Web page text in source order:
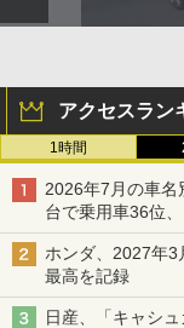
アクセスラン
1時間
2026年7月の車名
台で乗用車36位
ホンダ、2027年
最高を記録
日産、「キャシ